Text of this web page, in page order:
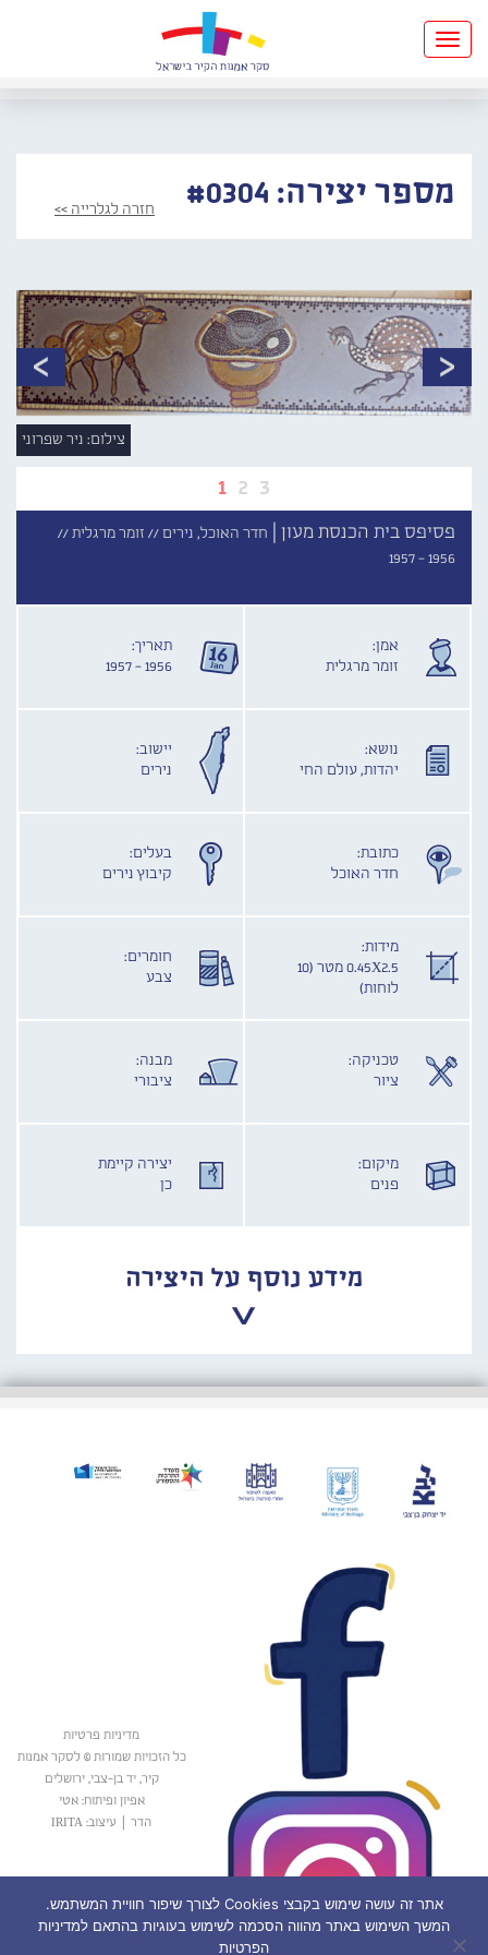
Toggle
navigation
מספר יצירה: #0304 חזרה לגלרייה >>
1 2 3
צילום: ניר שפרוני
פסיפס בית הכנסת מעון | חדר האוכל, נירים // זומר מרגלית //
1956 - 1957
אמן:
זומר מרגלית
תאריך:
1956 - 1957
נושא:
יהדות, עולם החי
יישוב:
נירים
כתובת:
חדר האוכל
בעלים:
קיבוץ נירים
מידות:
0.45X2.5 מטר (10
לוחות)
חומרים:
צבע
טכניקה:
ציור
מבנה:
ציבורי
מיקום:
פנים
יצירה קיימת
כן
מידע נוסף על היצירה
מדיניות פרטיות
כל הזכויות שמורות © לסקר אמנות
קיר, יד בן-צבי, ירושלים
אפיון ופיתוח: אטי
הדר
עיצוב: IRITA
אתר זה עושה שימוש בקבצי Cookies לצורך שיפור חוויית המשתמש.
המשך השימוש באתר מהווה הסכמה לשימוש בעוגיות בהתאם למדיניות
הפרטיות